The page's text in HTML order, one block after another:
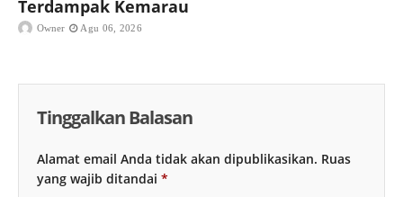
Terdampak Kemarau
Owner Agu 06, 2026
Tinggalkan Balasan
Alamat email Anda tidak akan dipublikasikan. Ruas
yang wajib ditandai *